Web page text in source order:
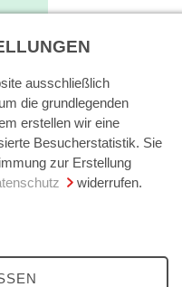
ausschließlich
die grundlegenden
erstellen wir eine
Besucherstatistik. Sie
zur Erstellung
widerrufen.